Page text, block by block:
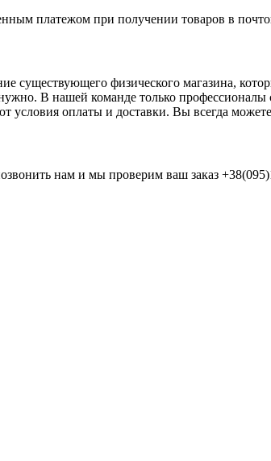
платежом при получении товаров в
существующего физического магазина,
В нашей команде только
оплаты и доставки. Вы всегда можете
нам и мы проверим ваш заказ